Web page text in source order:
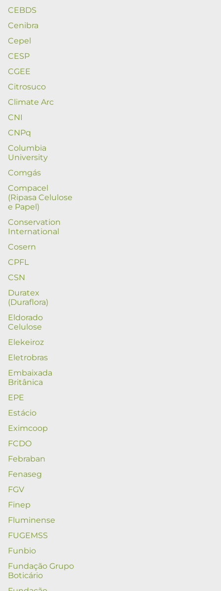
CEBDS
Cenibra
Cepel
CESP
CGEE
Citrosuco
Climate Arc
CNI
CNPq
Columbia
University
Comgás
Compacel
(Ripasa Celulose
e Papel)
Conservation
International
Cosern
CPFL
CSN
Duratex
(Duraflora)
Eldorado
Celulose
Elekeiroz
Eletrobras
Embaixada
Britânica
EPE
Estácio
Eximcoop
FCDO
Febraban
Fenaseg
FGV
Finep
Fluminense
FUGEMSS
Funbio
Fundação Grupo
Boticário